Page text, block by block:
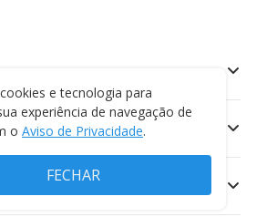
e tecnologia para
experiência de navegação de
o Aviso de Privacidade.
FECHAR